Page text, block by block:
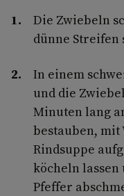
Die Zwiebeln
dünne Streifen
In einem
und die
Minuten lang
bestauben, mit
Rindsuppe
köcheln lassen
Pfeffer